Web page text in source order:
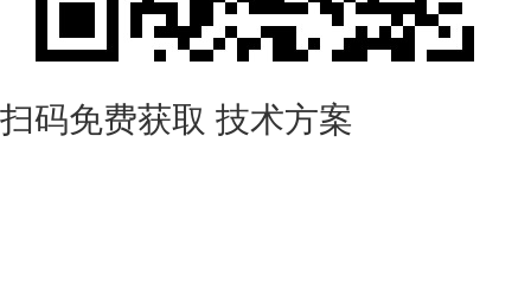
扫码免费获取 技术方案